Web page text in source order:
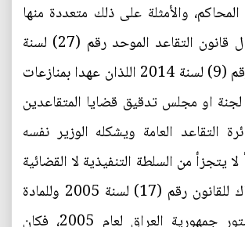
والأمثلة على ذلك متعددة منها
على سبيل المثال قانون التقاعد الموحد رقم (27) لسنة
2006 وبديله رقم (9) لسنة 2014 اللذان عهدا بمنازعات
لجنة او مجلس تدقيق قضايا المتقاعدين
التقاعد العامة ويشكله الوزير نفسه
يتجزأ من السلطة التنفيذية لا القضائية
وهذا الامر انتهاك للقانون رقم (17) لسنة 2005 وللمادة